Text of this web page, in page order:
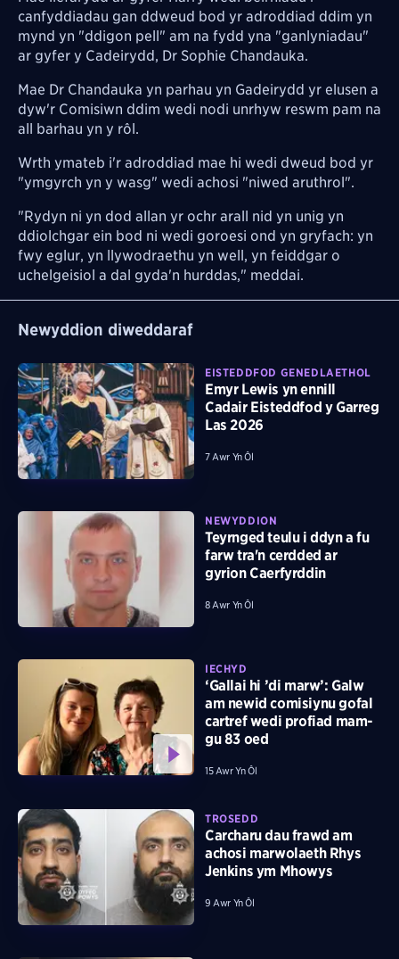
canfyddiadau gan ddweud bod yr adroddiad ddim yn
mynd yn "ddigon pell" am na fydd yna "ganlyniadau"
ar gyfer y Cadeirydd, Dr Sophie Chandauka.
Mae Dr Chandauka yn parhau yn Gadeirydd yr elusen a
dyw'r Comisiwn ddim wedi nodi unrhyw reswm pam na
all barhau yn y rôl.
Wrth ymateb i'r adroddiad mae hi wedi dweud bod yr
"ymgyrch yn y wasg" wedi achosi "niwed aruthrol".
"Rydyn ni yn dod allan yr ochr arall nid yn unig yn
ddiolchgar ein bod ni wedi goroesi ond yn gryfach: yn
fwy eglur, yn llywodraethu yn well, yn feiddgar o
uchelgeisiol a dal gyda'n hurddas," meddai.
Newyddion diweddaraf
EISTEDDFOD GENEDLAETHOL
Emyr Lewis yn ennill
Cadair Eisteddfod y Garreg
Las 2026
7 Awr Yn Ôl
NEWYDDION
Teyrnged teulu i ddyn a fu
farw tra'n cerdded ar
gyrion Caerfyrddin
8 Awr Yn Ôl
IECHYD
‘Gallai hi ’di marw’: Galw
am newid comisiynu gofal
cartref wedi profiad mam-
gu 83 oed
15 Awr Yn Ôl
TROSEDD
Carcharu dau frawd am
achosi marwolaeth Rhys
Jenkins ym Mhowys
9 Awr Yn Ôl